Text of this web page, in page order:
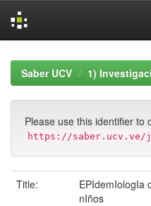
navigationSaber UCV 1)
Please use this identifier to
https://saber.ucv.ve/
Title:
EPIdemIologIa
nIños